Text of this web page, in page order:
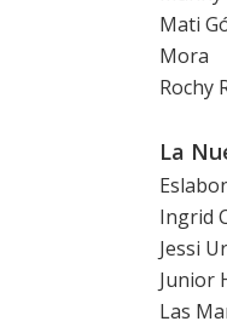
Mati
Mora
Rochy
La
Ingrid
Jessi
Junior
Las